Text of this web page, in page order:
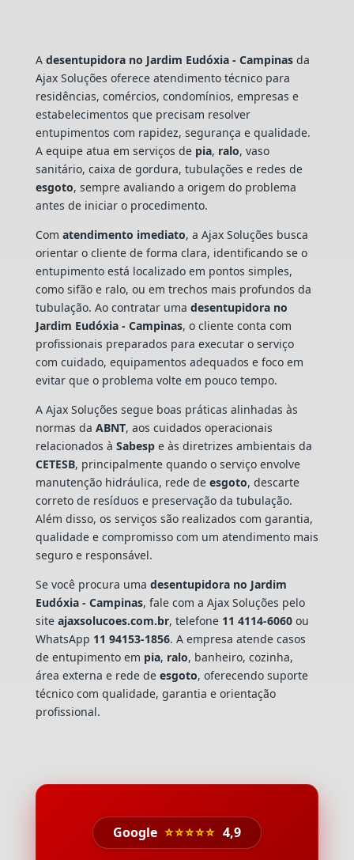
A desentupidora no Jardim Eudóxia - Campinasda
Ajax Soluções oferece atendimento técnico para
residências, comércios, condomínios, empresas e
estabelecimentos que precisam resolver
entupimentos com rapidez, segurança e qualidade.
A equipe atua em serviços de pia, ralo, vaso
sanitário, caixa de gordura, tubulações e redes de
esgoto, sempre avaliando a origem do problema
antes de iniciar o procedimento.
Com atendimento imediato, a Ajax Soluções busca
orientar o cliente de forma clara, identificando se o
entupimento está localizado em pontos simples,
como sifão e ralo, ou em trechos mais profundos da
tubulação. Ao contratar uma desentupidora no
Jardim Eudóxia - Campinas, o cliente conta com
profissionais preparados para executar o serviço
com cuidado, equipamentos adequados e foco em
evitar que o problema volte em pouco tempo.
A Ajax Soluções segue boas práticas alinhadas às
normas da ABNT, aos cuidados operacionais
relacionados à Sabespe às diretrizes ambientais da
CETESB, principalmente quando o serviço envolve
manutenção hidráulica, rede de esgoto, descarte
correto de resíduos e preservação da tubulação.
Além disso, os serviços são realizados com garantia,
qualidade e compromisso com um atendimento mais
seguro e responsável.
Se você procura uma desentupidora no Jardim
Eudóxia - Campinas, fale com a Ajax Soluções pelo
site ajaxsolucoes.com.br, telefone 11 4114-6060ou
WhatsApp 11 94153-1856. A empresa atende casos
de entupimento em pia, ralo, banheiro, cozinha,
área externa e rede de esgoto, oferecendo suporte
técnico com qualidade, garantia e orientação
profissional.
Google ⭐⭐⭐⭐⭐ 4,9